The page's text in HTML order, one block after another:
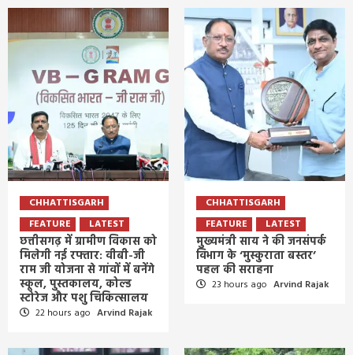
CHHATTISGARH
FEATURE
LATEST
छत्तीसगढ़ में ग्रामीण विकास को
मिलेगी नई रफ्तार: वीबी-जी
राम जी योजना से गांवों में बनेंगे
स्कूल, पुस्तकालय, कोल्ड
स्टोरेज और पशु चिकित्सालय
22 hours ago Arvind Rajak
CHHATTISGARH
FEATURE
LATEST
मुख्यमंत्री साय ने की जनसंपर्क
विभाग के ‘मुस्कुराता बस्तर’
पहल की सराहना
23 hours ago Arvind Rajak